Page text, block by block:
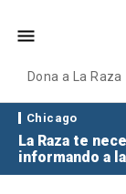
Dona a La Raza
Chicago
La Raza te
informando a